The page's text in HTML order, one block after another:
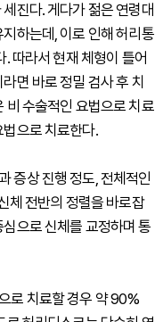
진다. 게다가 젊은 연령대
하는데, 이로 인해 허리통
따라서 현재 체형이 틀어
면 바로 정밀 검사 후 치
비 수술적인 요법으로 치료
으로 치료한다.
증상 진행 정도, 전체적인
체 전반의 정렬을 바로잡
으로 신체를 교정하며 통
로 치료할 경우 약 90%